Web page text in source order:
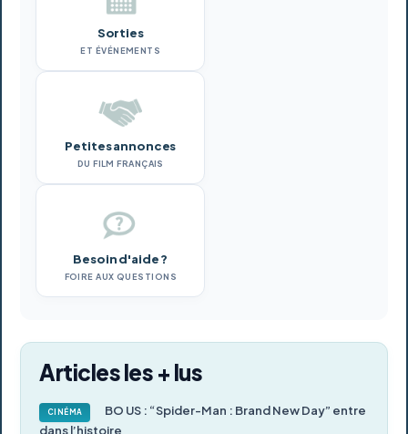
Sorties
ET ÉVÉNEMENTS
Petites annonces
DU FILM FRANÇAIS
Besoin d'aide ?
FOIRE AUX QUESTIONS
Articles les + lus
CINÉMA
BO US : “Spider-Man : Brand New Day” entre
dans l’histoire